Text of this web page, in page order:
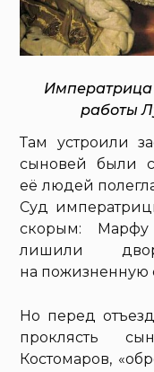
работы
Там устроили
сыновей были
её людей
Суд
скорым:
лишили
на пожизненную
Но перед
проклясть
Костомаров,